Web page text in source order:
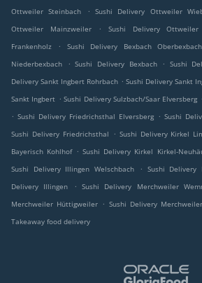
Ottweiler Steinbach
. Sushi Delivery Ottweiler
Ottweiler Mainzweiler
. Sushi Delivery Ottweiler
Frankenholz
. Sushi Delivery Bexbach Oberbexbach
Niederbexbach
. Sushi Delivery Bexbach . Sushi
Delivery Sankt Ingbert Rohrbach . Sushi Delivery Sankt
Sankt Ingbert . Sushi Delivery Sulzbach/Saar Elversberg
. Sushi Delivery Friedrichsthal Elversberg . Sushi
Sushi Delivery Friedrichsthal
. Sushi Delivery Kirkel
Bayerisch Kohlhof . Sushi Delivery Kirkel Kirkel-
Sushi Delivery Illingen Welschbach
. Sushi Delivery
Delivery Illingen
. Sushi Delivery Merchweiler
Merchweiler Hüttigweiler . Sushi Delivery Merchweiler
Takeaway food delivery